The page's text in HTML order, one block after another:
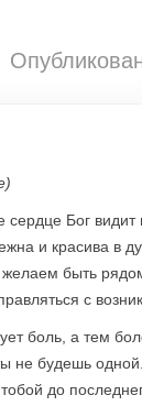
сердце Бог видит
и красива в
быть
с
боль, а тем
не будешь одной.
до